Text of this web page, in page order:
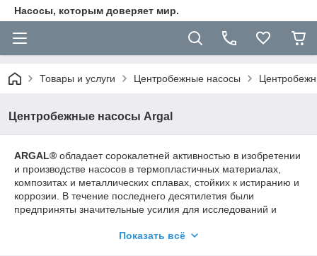
Насосы, которым доверяет мир.
Товары и услуги Центробежные насосы
Центробежные насосы Argal
ARGAL® обладает сорокалетней активностью в изобретении
и производстве насосов в термопластичных материалах,
композитах и ​​металлических сплавах, стойких к истиранию и
коррозии. В течение последнего десятилетия были
предприняты значительные усилия для исследований и
полностью новых насосов как в механической, так и в
Показать всё